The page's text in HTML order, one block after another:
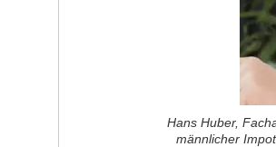
Hans Huber,
männlicher